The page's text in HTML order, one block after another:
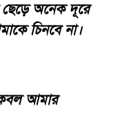
ছেড়ে অনেক দূরে
চিনবে না।
আমার